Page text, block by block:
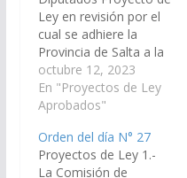
Ley en revisión por el
cual se adhiere la
Provincia de Salta a la
Ley Nacional N°
27.733 de
procedimientos
para la atención de las
mujeres y otras
octubre 12, 2023
En "Proyectos de Ley
Aprobados"
Orden del día N° 27
Proyectos de Ley 1.-
La Comisión de